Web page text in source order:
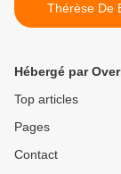
Thérèse De
Bocktaels
Hébergé par
Top articles
Pages
Contact